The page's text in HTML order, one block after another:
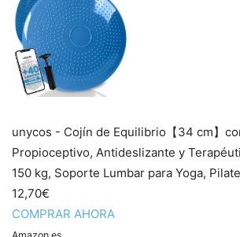
unycos - Cojín de Equilibrio【34 cm】
Propioceptivo, Antideslizante y
150 kg, Soporte Lumbar para Yoga,
12,70€
COMPRAR AHORA